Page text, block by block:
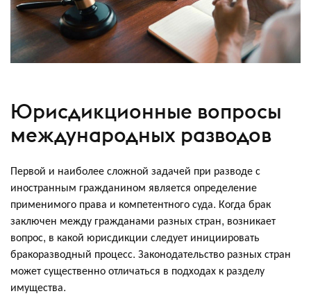
Юрисдикционные вопросы
международных разводов
Первой и наиболее сложной задачей при разводе с
иностранным гражданином является определение
применимого права и компетентного суда. Когда брак
заключен между гражданами разных стран, возникает
вопрос, в какой юрисдикции следует инициировать
бракоразводный процесс. Законодательство разных стран
может существенно отличаться в подходах к разделу
имущества.